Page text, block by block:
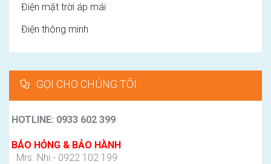
Điện mặt trời áp mái
Điện thông minh
GỌI CHO CHÚNG TÔI
HOTLINE: 0933 602 399
BÁO HỎNG & BẢO HÀNH
Mrs. Nhi - 0922 102 199